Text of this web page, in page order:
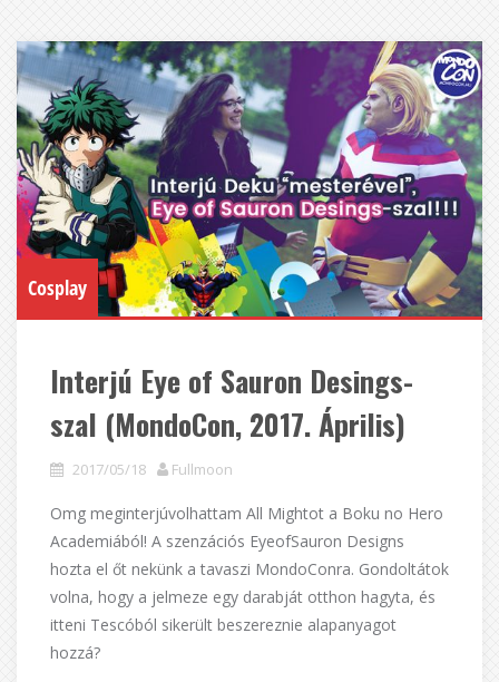
Cosplay
Interjú Eye of Sauron Desings-
szal (MondoCon, 2017. Április)
2017/05/18 Fullmoon
Omg meginterjúvolhattam All Mightot a Boku no Hero
Academiából! A szenzációs EyeofSauron Designs
hozta el őt nekünk a tavaszi MondoConra. Gondoltátok
volna, hogy a jelmeze egy darabját otthon hagyta, és
itteni Tescóból sikerült beszereznie alapanyagot
hozzá?